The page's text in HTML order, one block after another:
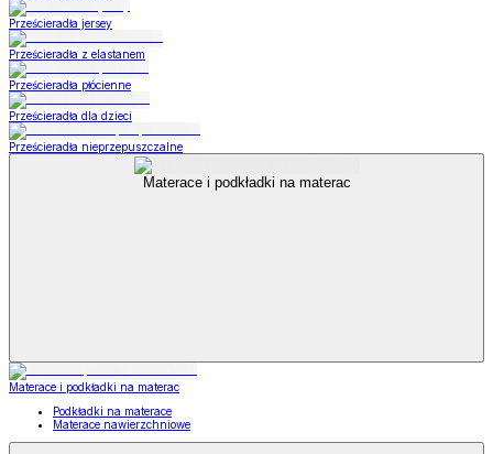
Prześcieradła jersey
Prześcieradła z elastanem
Prześcieradła płócienne
Prześcieradła dla dzieci
Prześcieradła nieprzepuszczalne
Materace i podkładki na materac
Materace i podkładki na materac
Podkładki na materace
Materace nawierzchniowe